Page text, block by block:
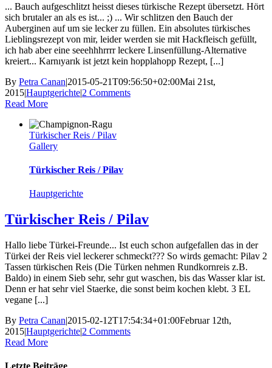
... Bauch aufgeschlitzt heisst dieses türkische Rezept übersetzt. Hört
sich brutaler an als es ist... ;) ... Wir schlitzen den Bauch der
Auberginen auf um sie lecker zu füllen. Ein absolutes türkisches
Lieblingsrezept von mir, leider werden sie mit Hackfleisch gefüllt,
ich hab aber eine seeehhhrrrr leckere Linsenfüllung-Alternative
kreiert... Karnıyarık ist jetzt kein hopplahopp Rezept, [...]
By Petra Canan|2015-05-21T09:56:50+02:00Mai 21st,
2015|Hauptgerichte|2 Comments
Read More
Türkischer Reis / Pilav
Gallery
Türkischer Reis / Pilav
Hauptgerichte
Türkischer Reis / Pilav
Hallo liebe Türkei-Freunde... Ist euch schon aufgefallen das in der
Türkei der Reis viel leckerer schmeckt??? So wirds gemacht: Pilav 2
Tassen türkischen Reis (Die Türken nehmen Rundkornreis z.B.
Baldo) in einem Sieb sehr, sehr gut waschen, bis das Wasser klar ist.
Denn er hat sehr viel Staerke, die sonst beim kochen klebt. 3 EL
vegane [...]
By Petra Canan|2015-02-12T17:54:34+01:00Februar 12th,
2015|Hauptgerichte|2 Comments
Read More